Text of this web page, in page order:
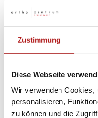
Zustimmung
Diese Webseite
Wir verwenden Cookies,
personalisieren,
zu können und die
einer
Nicht jeder Schmerz im